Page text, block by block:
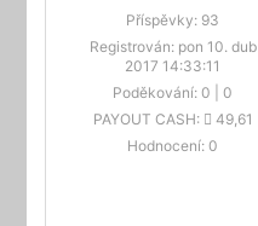
Příspěvky: 93
Registrován: pon 10. dub
2017 14:33:11
Poděkování: 0
0
PAYOUT CASH:
49,61
Hodnocení: 0